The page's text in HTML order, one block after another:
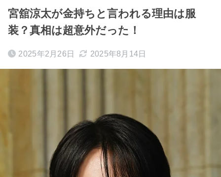
宮舘涼太が金持ちと言われる理由は服
装？真相は超意外だった！
2025年2月26日 2025年8月14日